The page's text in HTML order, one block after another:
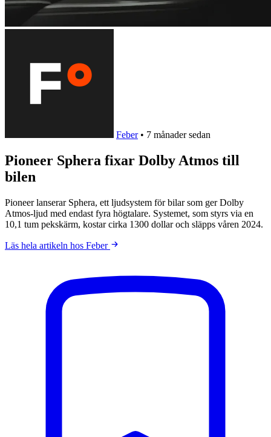
Feber • 7 månader sedan
Pioneer Sphera fixar Dolby Atmos till
bilen
Pioneer lanserar Sphera, ett ljudsystem för bilar som ger Dolby
Atmos-ljud med endast fyra högtalare. Systemet, som styrs via en
10,1 tum pekskärm, kostar cirka 1300 dollar och släpps våren 2024.
Läs hela artikeln hos Feber